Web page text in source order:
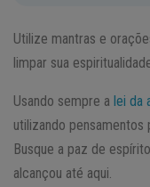
Utilize mantras e
limpar sua
Usando sempre a lei da
utilizando pensamentos
Busque a paz de
alcançou até aqui.